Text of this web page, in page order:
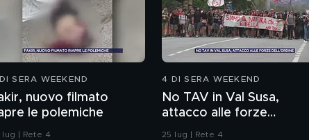
SERA WEEKEND
nuovo filmato
le polemiche
lug | Rete 4
4 DI SERA WEEKEND
No TAV in Val Susa,
attacco alle forze
dell'ordine
25 lug | Rete 4